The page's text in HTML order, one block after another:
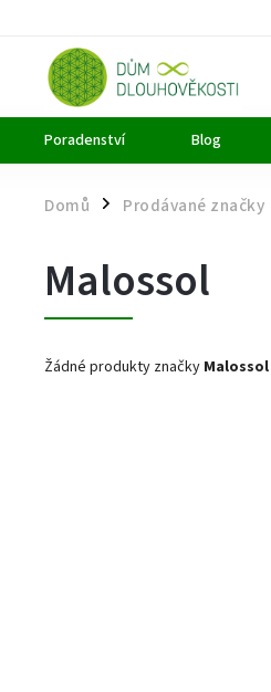
Poradenství Blog
Domů / Prodávané značky
Malossol
Žádné produkty značky Malossol